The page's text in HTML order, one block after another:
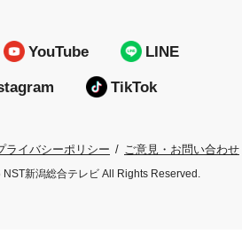
YouTube LINE
TikTok
ライバシーポリシー ご意見・お問い合わせ
新潟総合テレビ All Rights Reserved.